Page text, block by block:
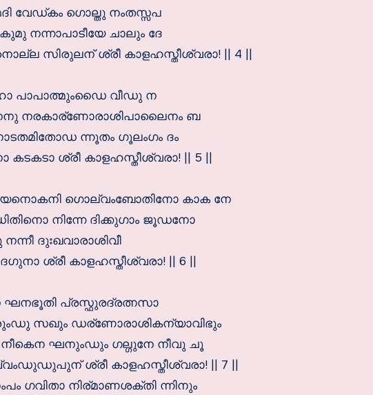
വേഡ്കം ഗൊല്തു നംതസ്സപ
നന്നാപാടീയേ ചാലും ദേ
സിരുലന് ശ്രീ കാളഹസ്തീശ്വരാ! || 4 ||
പാപാത്മുംഡൈ വീഡു ന
നരകാര്ണോരാശിപാലൈനം ബ
ന്നൂതം ഗൂലംഗം ദം
ശ്രീ കാളഹസ്തീശ്വരാ! || 5 ||
ഗൊല്വംബോതിനോ കാക നേ
നിന്നേ ദിക്കുഗാം ജൂഡനോ
ദുഃഖവാരാശിവീ
ശ്രീ കാളഹസ്തീശ്വരാ! || 6 ||
ഘനഭൂതി പ്രസ്ഫുരദ്രത്നസാ
സഖും ഡര്ണോരാശികന്യാവിഭും
ഘനുംഡും ഗല്ഗുനേ നീവു ചൂ
ശ്രീ കാളഹസ്തീശ്വരാ! || 7 ||
ഗവിതാ നിര്മാണശക്തി ന്നിനും